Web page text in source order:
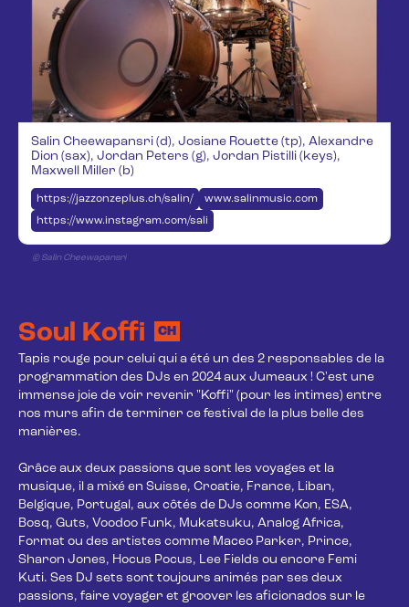
Salin Cheewapansri (d), Josiane Rouette (tp), Alexandre
Dion (sax), Jordan Peters (g), Jordan Pistilli (keys),
Maxwell Miller (b)
https://jazzonzeplus.ch/salin/
www.salinmusic.com
https://www.instagram.com/salin_music/
© Salin Cheewapansri
Soul Koffi
CH
Tapis rouge pour celui qui a été un des 2 responsables de la
programmation des DJs en 2024 aux Jumeaux ! C'est une
immense joie de voir revenir "Koffi" (pour les intimes) entre
nos murs afin de terminer ce festival de la plus belle des
manières.
Grâce aux deux passions que sont les voyages et la
musique, il a mixé en Suisse, Croatie, France, Liban,
Belgique, Portugal, aux côtés de DJs comme Kon, ESA,
Bosq, Guts, Voodoo Funk, Mukatsuku, Analog Africa,
Format ou des artistes comme Maceo Parker, Prince,
Sharon Jones, Hocus Pocus, Lee Fields ou encore Femi
Kuti. Ses DJ sets sont toujours animés par ses deux
passions, faire voyager et groover les aficionados sur le